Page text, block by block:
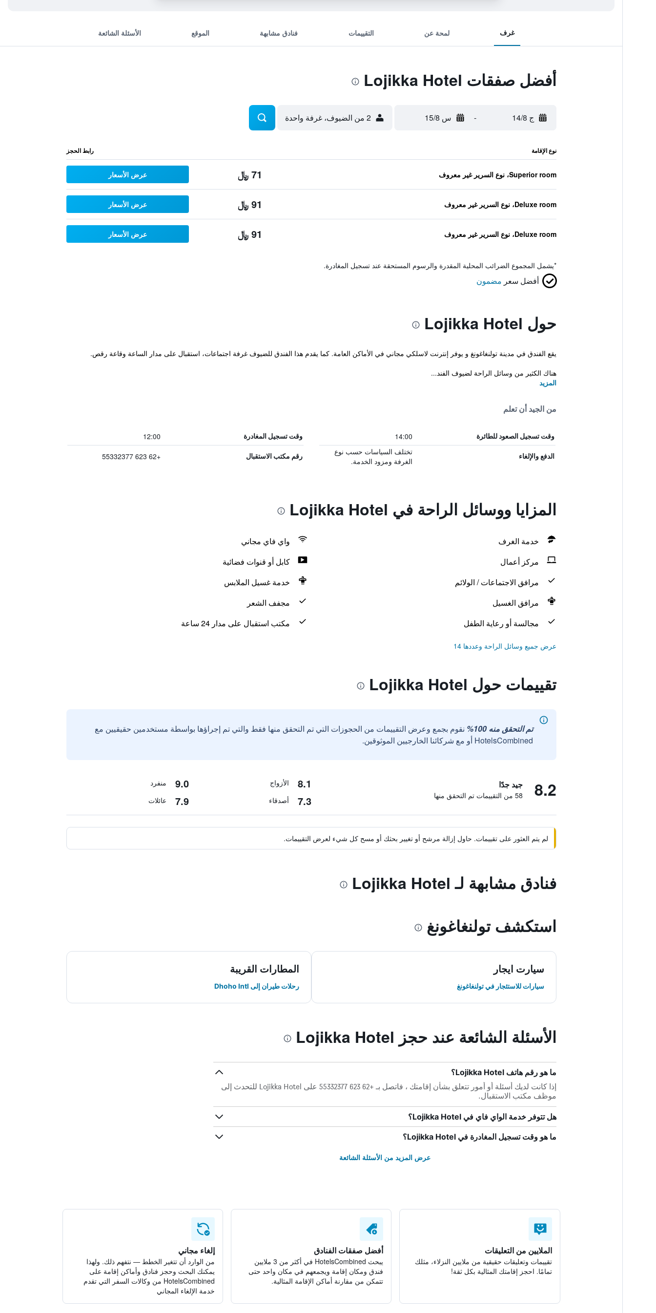
غرف لمحة عن التقييمات فنادق مشابهة الموقع الأسئلة الشائعة
أفضل صفقات Lojikka Hotel
ج 14/8 - س 15/8 2 من الضيوف، غرفة واحدة
نوع الإقامة رابط الحجز
Superior room، نوع السرير غير معروف 71 ﷼ عرض الأسعار
Deluxe room، نوع السرير غير معروف 91 ﷼ عرض الأسعار
Deluxe room، نوع السرير غير معروف 91 ﷼ عرض الأسعار
*يشمل المجموع الضرائب المحلية المقدرة والرسوم المستحقة عند تسجيل المغادرة.
أفضل سعر مضمون
حول Lojikka Hotel
يقع الفندق في مدينة تولنغاغونغ و يوفر إنترنت لاسلكي مجاني في الأماكن العامة. كما يقدم هذا الفندق للضيوف غرفة اجتماعات، استقبال على مدار الساعة وقاعة رقص.
هناك الكثير من وسائل الراحة لضيوف الفند...
المزيد
من الجيد أن تعلم
وقت تسجيل الصعود للطائرة 14:00 وقت تسجيل المغادرة 12:00
الدفع والإلغاء
تختلف السياسات حسب نوع
الغرفة ومزود الخدمة.
رقم مكتب الاستقبال +62 623 55332377
المزايا ووسائل الراحة في Lojikka Hotel
خدمة الغرف
واي فاي مجاني
مركز أعمال
كابل أو قنوات فضائية
مرافق الاجتماعات / الولائم
خدمة غسيل الملابس
مرافق الغسيل
مجفف الشعر
مجالسة أو رعاية الطفل
مكتب استقبال على مدار 24 ساعة
عرض جميع وسائل الراحة وعددها 14
تقييمات حول Lojikka Hotel
تم التحقق منه 100%
نقوم بجمع وعرض التقييمات من الحجوزات التي تم التحقق منها فقط والتي تم إجراؤها بواسطة مستخدمين حقيقيين مع
HotelsCombined أو مع شركائنا الخارجيين الموثوقين.
8.2 جيد جدًا
58 من التقييمات تم التحقق منها
8.1 الأزواج 9.0 منفرد
7.3 أصدقاء 7.9 عائلات
لم يتم العثور على تقييمات. حاول إزالة مرشح أو تغيير بحثك أو مسح كل شيء لعرض التقييمات.
فنادق مشابهة لـ Lojikka Hotel
استكشف تولنغاغونغ
سيارت ايجار
سيارات للاستئجار في تولنغاغونغ
المطارات القريبة
رحلات طيران إلى Dhoho Intl
الأسئلة الشائعة عند حجز Lojikka Hotel
ما هو رقم هاتف Lojikka Hotel؟
إذا كانت لديك أسئلة أو أمور تتعلق بشأن إقامتك ، فاتصل بـ +62 623 55332377 على Lojikka Hotel للتحدث إلى
موظف مكتب الاستقبال.
هل تتوفر خدمة الواي فاي في Lojikka Hotel؟
ما هو وقت تسجيل المغادرة في Lojikka Hotel؟
عرض المزيد من الأسئلة الشائعة
الملايين من التعليقات
تقييمات وتعليقات حقيقية من ملايين النزلاء، مثلك
تمامًا. احجز إقامتك المثالية بكل ثقة!
أفضل صفقات الفنادق
يبحث HotelsCombined في أكثر من 3 ملايين
فندق ومكان إقامة ويجمعهم في مكان واحد حتى
تتمكن من مقارنة أماكن الإقامة المثالية.
إلغاء مجاني
من الوارد أن تتغير الخطط — نتفهم ذلك. ولهذا
يمكنك البحث وحجز فنادق وأماكن إقامة على
HotelsCombined من وكالات السفر التي تقدم
خدمة الإلغاء المجاني